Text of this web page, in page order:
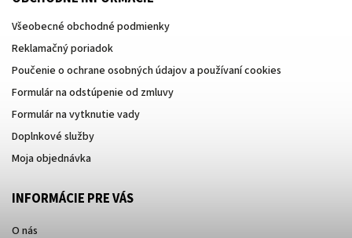
Všeobecné obchodné podmienky
Reklamačný poriadok
Poučenie o ochrane osobných údajov a používaní cookies
Formulár na odstúpenie od zmluvy
Formulár na vytknutie vady
Doplnkové služby
Moja objednávka
INFORMÁCIE PRE VÁS
O nás